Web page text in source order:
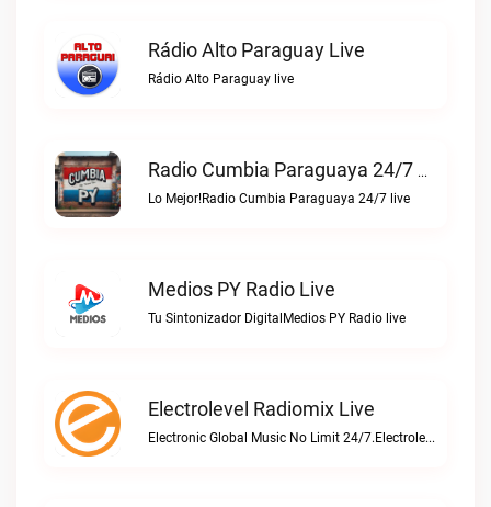
Rádio Alto Paraguay Live
Rádio Alto Paraguay live
Radio Cumbia Paraguaya 24/7 Live
Lo Mejor!Radio Cumbia Paraguaya 24/7 live
Medios PY Radio Live
Tu Sintonizador DigitalMedios PY Radio live
Electrolevel Radiomix Live
Electronic Global Music No Limit 24/7.Electrolevel Radiomix live